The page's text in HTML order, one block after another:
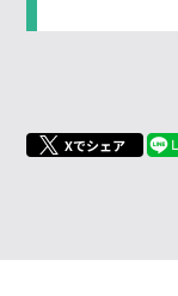
Xでシェア